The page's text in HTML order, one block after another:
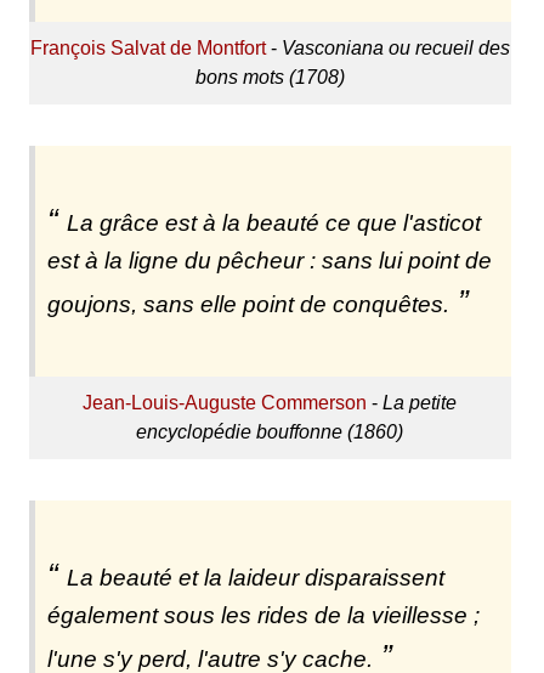
François Salvat de Montfort- Vasconiana ou recueil des
bons mots (1708)
La grâce est à la beauté ce que l'asticot
est à la ligne du pêcheur : sans lui point de
goujons, sans elle point de conquêtes.
Jean-Louis-Auguste Commerson -La petite
encyclopédie bouffonne (1860)
La beauté et la laideur disparaissent
également sous les rides de la vieillesse ;
l'une s'y perd, l'autre s'y cache.